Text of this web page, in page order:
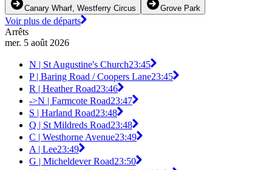
Canary Wharf, Westferry Circus Grove Park
Voir plus de départs
Arrêts
mer. 5 août 2026
N | St Augustine's Church23:45
P | Baring Road / Coopers Lane23:45
R | Heather Road23:46
->N | Farmcote Road23:47
S | Harland Road23:48
Q | St Mildreds Road23:48
C | Westhorne Avenue23:49
A | Lee23:49
G | Micheldever Road23:50